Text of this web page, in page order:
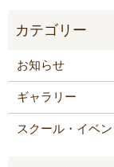
お知らせ
ギャラリー
スクール・イベン